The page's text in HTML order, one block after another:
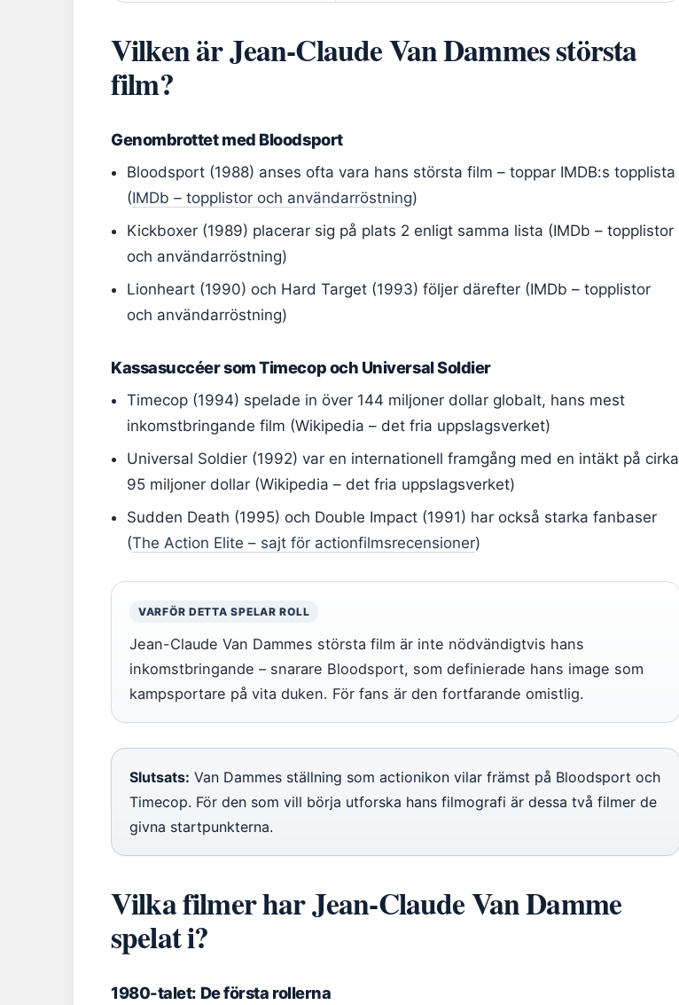
Vilken är Jean-Claude Van Dammes största
film?
Genombrottet med Bloodsport
Bloodsport (1988) anses ofta vara hans största film – toppar IMDB:s topplista
(IMDb – topplistor och användarröstning)
Kickboxer (1989) placerar sig på plats 2 enligt samma lista (IMDb – topplistor
och användarröstning)
Lionheart (1990) och Hard Target (1993) följer därefter (IMDb – topplistor
och användarröstning)
Kassasuccéer som Timecop och Universal Soldier
Timecop (1994) spelade in över 144 miljoner dollar globalt, hans mest
inkomstbringande film (Wikipedia – det fria uppslagsverket)
Universal Soldier (1992) var en internationell framgång med en intäkt på cirka
95 miljoner dollar (Wikipedia – det fria uppslagsverket)
Sudden Death (1995) och Double Impact (1991) har också starka fanbaser
(The Action Elite – sajt för actionfilmsrecensioner)
VARFÖR DETTA SPELAR ROLL
Jean-Claude Van Dammes största film är inte nödvändigtvis hans
inkomstbringande – snarare Bloodsport, som definierade hans image som
kampsportare på vita duken. För fans är den fortfarande omistlig.
Slutsats: Van Dammes ställning som actionikon vilar främst på Bloodsport och
Timecop. För den som vill börja utforska hans filmografi är dessa två filmer de
givna startpunkterna.
Vilka filmer har Jean-Claude Van Damme
spelat i?
1980-talet: De första rollerna